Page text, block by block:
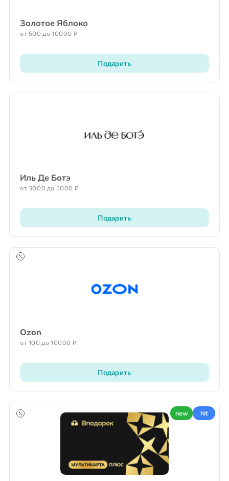
Золотое Яблоко
от 500 до 10000 ₽
Подарить
Иль Де Ботэ
от 3000 до 5000 ₽
Подарить
Ozon
от 100 до 10000 ₽
Подарить
new hit